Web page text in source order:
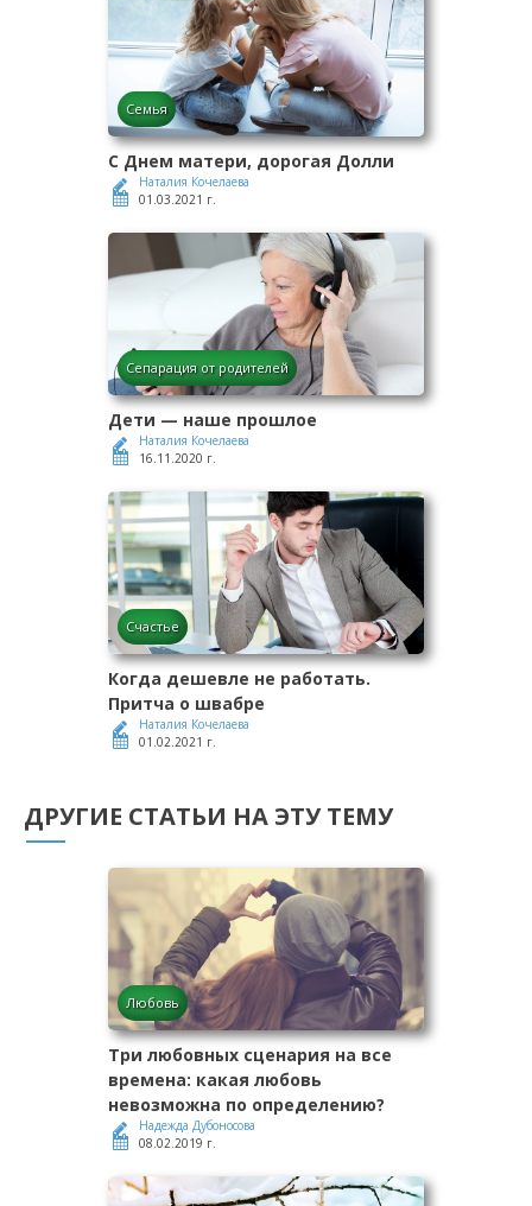
Семья
С Днем матери, дорогая Долли
Наталия Кочелаева
01.03.2021 г.
Сепарация от родителей
Дети — наше прошлое
Наталия Кочелаева
16.11.2020 г.
Счастье
Когда дешевле не работать.
Притча о швабре
Наталия Кочелаева
01.02.2021 г.
ДРУГИЕ СТАТЬИ НА ЭТУ ТЕМУ
Любовь
Три любовных сценария на все
времена: какая любовь
невозможна по определению?
Надежда Дубоносова
08.02.2019 г.